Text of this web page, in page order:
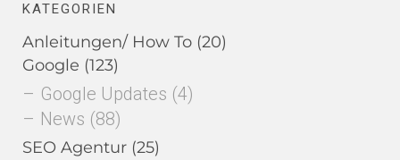
KATEGORIEN
Anleitungen/ How To (20)
Google (123)
Google Updates (4)
News (88)
SEO Agentur (25)